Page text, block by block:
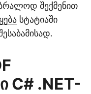
შექმენით
სტატიაში
C# .NET-